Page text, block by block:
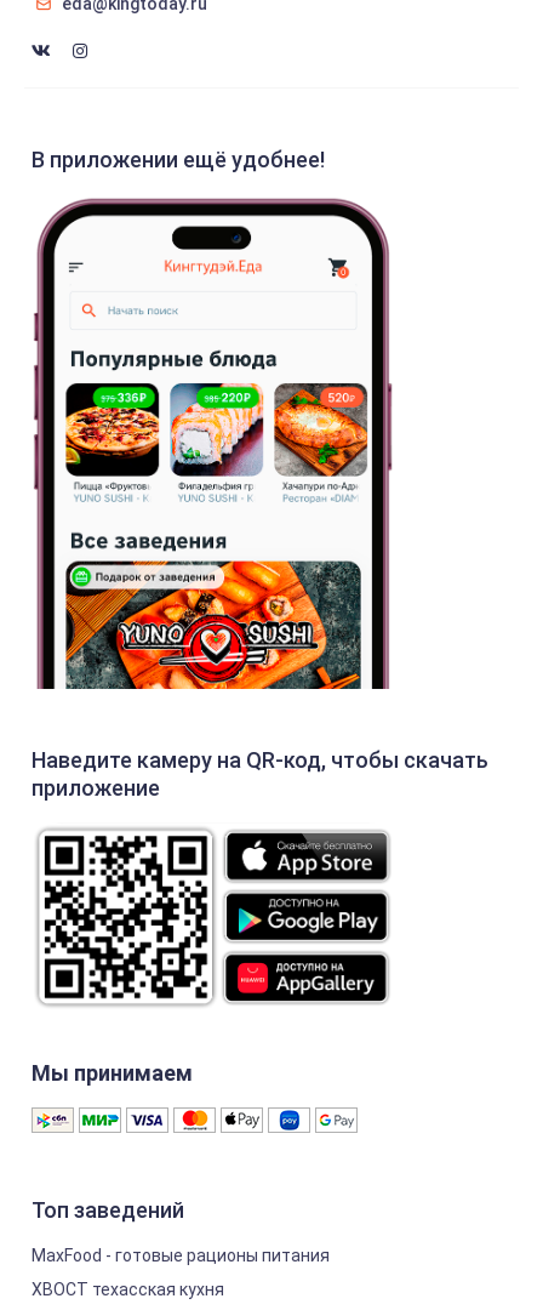
eda@kingtoday.ru
В приложении ещё удобнее!
Наведите камеру на QR-код, чтобы скачать
приложение
Мы принимаем
Топ заведений
MaxFood - готовые рационы питания
ХВОСТ техасская кухня